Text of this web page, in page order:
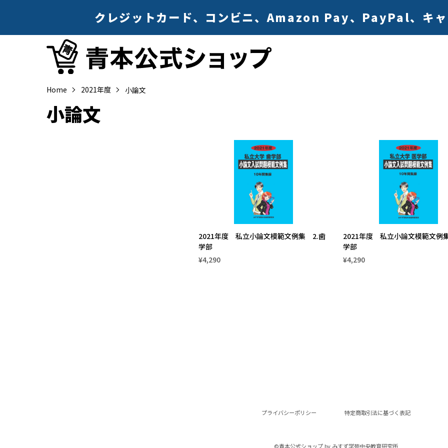
クレジットカード、コンビニ、Amazon Pay、PayPal、キ
Home 2021年度 小論文
小論文
2021年度 私立小論文模範文例集 2.歯
学部
¥4,290
2021年度 私立小論文模範文
学部
¥4,290
プライバシーポリシー 特定商取引法に基づく表記
©︎青本公式ショップ by みすず学苑中央教育研究所